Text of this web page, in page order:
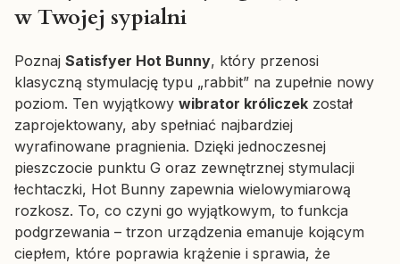
w Twojej sypialni
Poznaj Satisfyer Hot Bunny, który przenosi
klasyczną stymulację typu „rabbit” na zupełnie nowy
poziom. Ten wyjątkowy wibrator króliczek został
zaprojektowany, aby spełniać najbardziej
wyrafinowane pragnienia. Dzięki jednoczesnej
pieszczocie punktu G oraz zewnętrznej stymulacji
łechtaczki, Hot Bunny zapewnia wielowymiarową
rozkosz. To, co czyni go wyjątkowym, to funkcja
podgrzewania – trzon urządzenia emanuje kojącym
ciepłem, które poprawia krążenie i sprawia, że